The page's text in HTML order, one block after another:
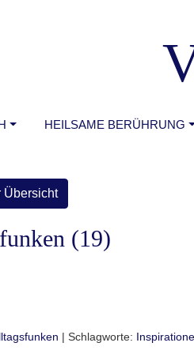
HEILSAME BERÜHRUNG
Übersicht
(19)
| Schlagworte: